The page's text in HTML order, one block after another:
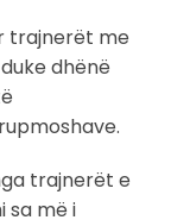
trajnerët me
dhënë
trajnerët e
sa më i